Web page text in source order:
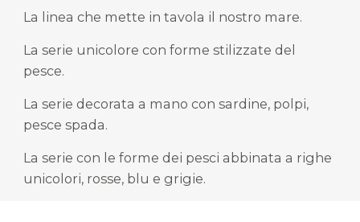
La linea che mette in tavola il nostro mare.
La serie unicolore con forme stilizzate del
pesce.
La serie decorata a mano con sardine, polpi,
pesce spada.
La serie con le forme dei pesci abbinata a righe
unicolori, rosse, blu e grigie.